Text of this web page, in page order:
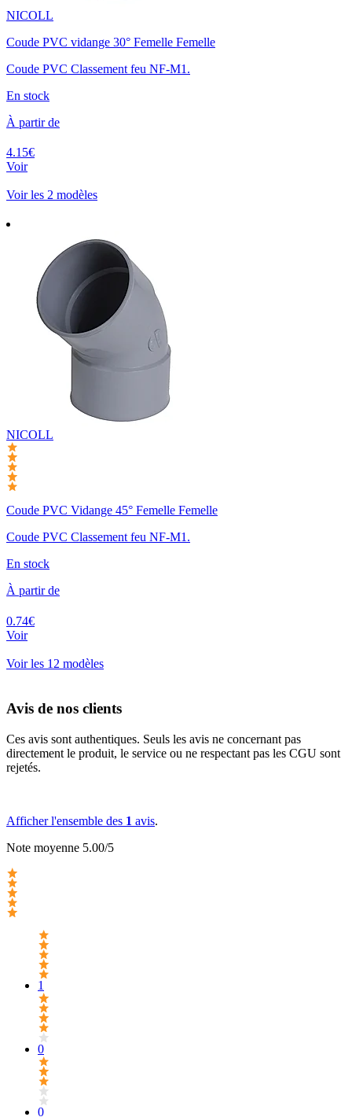
NICOLL
Coude PVC vidange 30° Femelle Femelle
Coude PVC Classement feu NF-M1.
En stock
À partir de
4.15€
Voir
Voir les 2 modèles
NICOLL
Coude PVC Vidange 45° Femelle Femelle
Coude PVC Classement feu NF-M1.
En stock
À partir de
0.74€
Voir
Voir les 12 modèles
Avis de nos clients
Ces avis sont authentiques. Seuls les avis ne concernant pas
directement le produit, le service ou ne respectant pas les CGU sont
rejetés.
Afficher l'ensemble des 1 avis.
Note moyenne 5.00/5
1
0
0